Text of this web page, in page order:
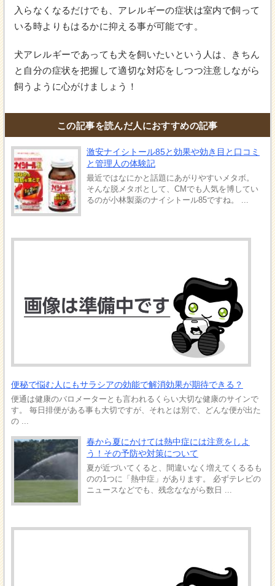
入らなくなるだけでも、アレルギーの症状は室内で飼って
いる時よりもはるかに抑える事が可能です。
犬アレルギーであっても犬を飼いたいという人は、きちん
と自分の症状を把握して適切な対応をしつつ注意しながら
飼うように心がけましょう！
この記事を読んだ人におすすめの記事
激安ナイシトール85と効果や効き目と口コミ
と管理人の体験記
最近ではなにかと話題にあがりやすいメタボ。
そんな脱メタボとして、CMでも人気を博してい
るのが小林製薬のナイシトール85ですね。 ...
便秘で悩む人にもサラシアの効能で解消効果が期待できる？
便通は健康のバロメーターとも言われるくらい大切な健康のサインで
す。 毎日排便がある事も大切ですが、それとは別で、どんな便が出た
の ...
春から夏にかけては熱中症には注意をしよ
う！その予防や対策について
夏が近づいてくると、間違いなく増えてくるるも
のの1つに「熱中症」があります。 必ずテレビの
ニュースなどでも、残念なながら数日 ...